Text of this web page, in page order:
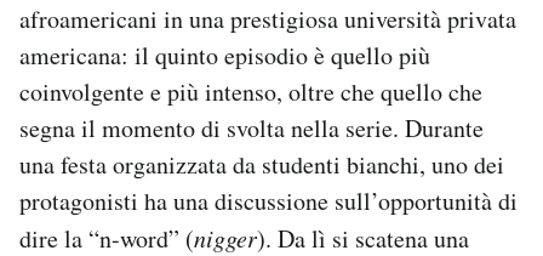
afroamericani in una prestigiosa università privata
americana: il quinto episodio è quello più
coinvolgente e più intenso, oltre che quello che
segna il momento di svolta nella serie. Durante
una festa organizzata da studenti bianchi, uno dei
protagonisti ha una discussione sull’opportunità di
dire la “n-word” (nigger). Da lì si scatena una